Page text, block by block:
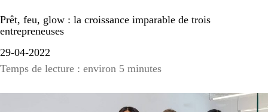
Prêt, feu, glow : la croissance imparable de trois
entrepreneuses
29-04-2022
Temps de lecture : environ 5 minutes